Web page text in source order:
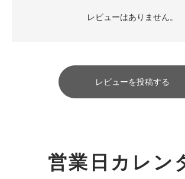
レビューはありません。
レビューを投稿する
営業日カレン